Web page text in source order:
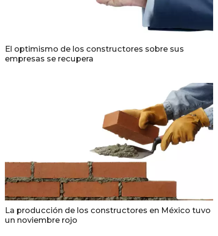
El optimismo de los constructores sobre sus
empresas se recupera
La producción de los constructores en México tuvo
un noviembre rojo